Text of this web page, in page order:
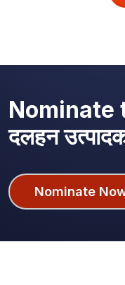
Nominate
दलहन
Nominate